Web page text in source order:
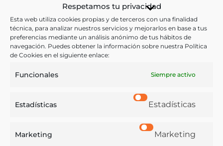
Respetamos tu privacidad
Esta web utiliza cookies propias y de terceros con una finalidad
técnica, para analizar nuestros servicios y mejorarlos en base a tus
preferencias mediante un análisis anónimo de tus hábitos de
navegación. Puedes obtener la información sobre nuestra Política
de Cookies en el siguiente enlace:
Funcionales Siempre activo
Estadísticas Estadísticas
Marketing Marketing
ganaren seiscientos sueldos al año.- Tarifa para donde
se ganaren quinientos sueldos al año.
Otras ediciones:
encargaba oficialmente de contrastar las pesas y